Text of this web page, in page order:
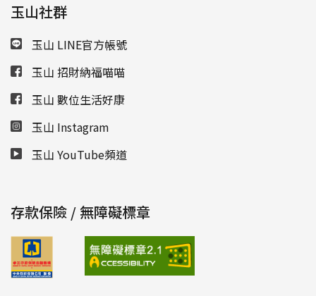
玉山社群
玉山 LINE官方帳號
玉山 招財納福喵喵
玉山 數位生活好康
玉山 Instagram
玉山 YouTube頻道
存款保險 / 無障礙標章